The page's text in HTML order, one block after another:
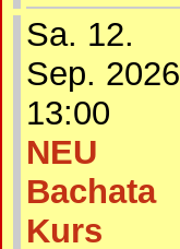
Sa. 12.
Sep. 2026
13:00
NEU
Bachata
Kurs